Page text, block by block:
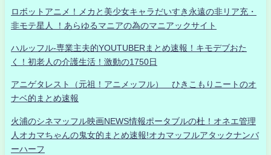
ロボットアニメ！メカと美少女キャラだいすき永遠の非リア充・
非モテ星人 ！あらゆるマニアの為のマニアックサイト
ハルッフル-専業主夫的YOUTUBERまとめ速報！キモデブおた
く！初老人の介護生活！激動の1750日
アニゲタレスト（元祖！アニメッフル） ひきこもりニートのオ
ナベ的まとめ速報
火浦のシネマッフル映画NEWS情報ポータブルの杜！オネエ管理
人オカマちゃんの鬼女的まとめ速報!オカマッフルアタックナンバ
ーハーフ